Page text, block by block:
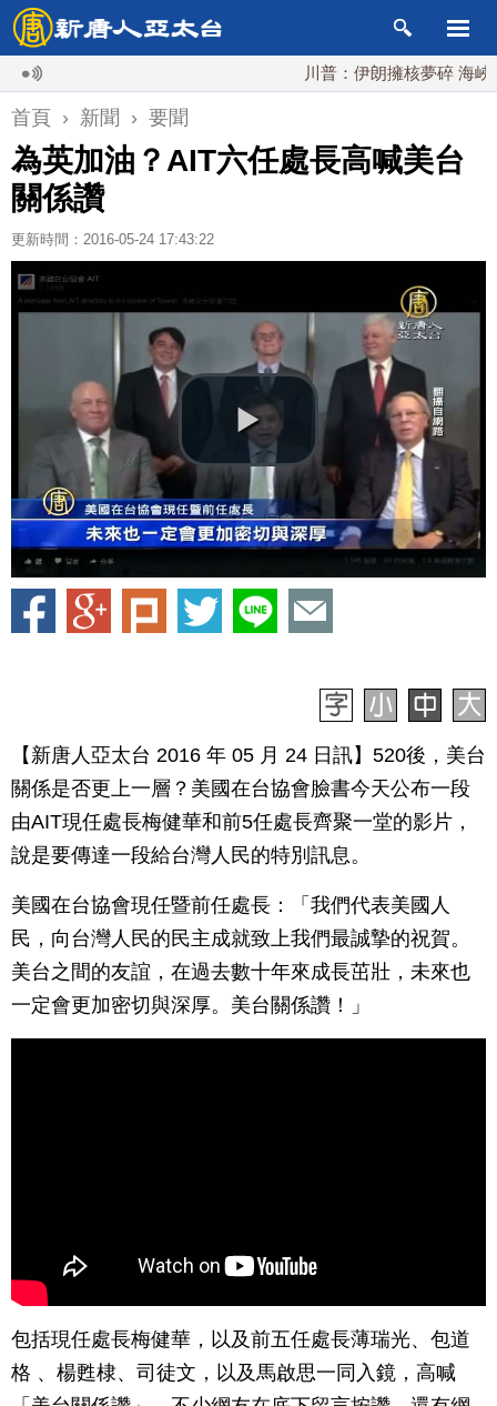
川普：伊朗擁核夢碎 海峽即將
首頁 › 新聞 › 要聞
為英加油？AIT六任處長高喊美台
關係讚
更新時間：2016-05-24 17:43:22
【新唐人亞太台 2016 年 05 月 24 日訊】520後，美台
關係是否更上一層？美國在台協會臉書今天公布一段
由AIT現任處長梅健華和前5任處長齊聚一堂的影片，
說是要傳達一段給台灣人民的特別訊息。
美國在台協會現任暨前任處長：「我們代表美國人
民，向台灣人民的民主成就致上我們最誠摯的祝賀。
美台之間的友誼，在過去數十年來成長茁壯，未來也
一定會更加密切與深厚。美台關係讚！」
包括現任處長梅健華，以及前五任處長薄瑞光、包道
格 、楊甦棣、司徒文，以及馬啟思一同入鏡，高喊